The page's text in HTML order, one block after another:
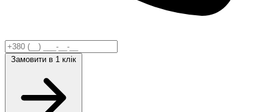
Замовити в 1 клік